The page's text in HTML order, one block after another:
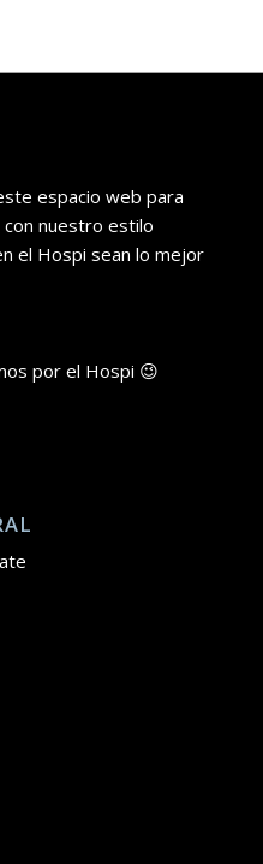
espacio web para
nuestro estilo
el Hospi sean lo mejor
por el Hospi 😉